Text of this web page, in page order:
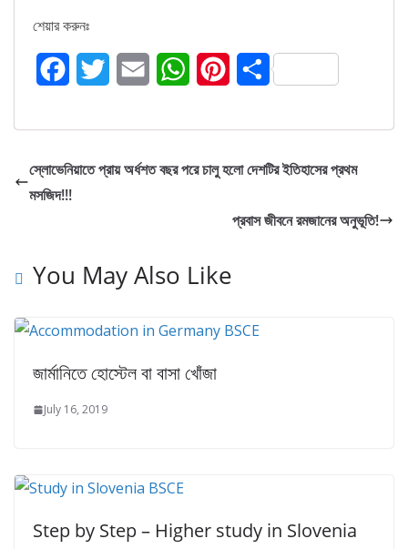
শেয়ার করুনঃ
c
e
b
i
t
a
i
W
a
t
p
n
t
t
S
a
r
স্লোভেনিয়াতে প্রায় অর্ধশত বছর পরে চালু হলো দেশটির ইতিহাসের প্রথম
মসজিদ!!!
প্রবাস জীবনে রমজানের অনুভূতি!
You May Also Like
জার্মানিতে হোস্টেল বা বাসা খোঁজা
July 16, 2019
Step by Step – Higher study in Slovenia